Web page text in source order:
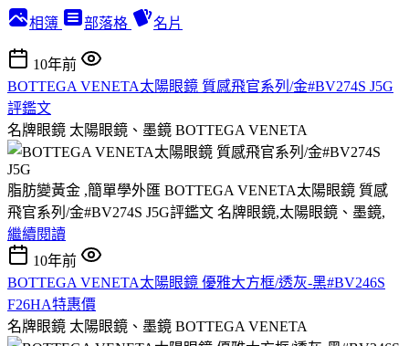
相簿 部落格 名片
10年前
BOTTEGA VENETA太陽眼鏡 質感飛官系列/金#BV274S J5G
評鑑文
名牌眼鏡 太陽眼鏡、墨鏡 BOTTEGA VENETA
脂肪變黃金 ,簡單學外匯 BOTTEGA VENETA太陽眼鏡 質感
飛官系列/金#BV274S J5G評鑑文 名牌眼鏡,太陽眼鏡、墨鏡,
繼續閱讀
10年前
BOTTEGA VENETA太陽眼鏡 優雅大方框/透灰-黑#BV246S
F26HA特惠價
名牌眼鏡 太陽眼鏡、墨鏡 BOTTEGA VENETA